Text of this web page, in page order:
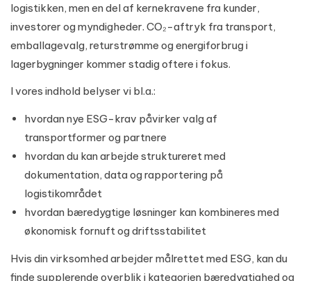
logistikken, men en del af kernekravene fra kunder,
investorer og myndigheder. CO₂-aftryk fra transport,
emballagevalg, returstrømme og energiforbrug i
lagerbygninger kommer stadig oftere i fokus.
I vores indhold belyser vi bl.a.:
hvordan nye ESG-krav påvirker valg af
transportformer og partnere
hvordan du kan arbejde struktureret med
dokumentation, data og rapportering på
logistikområdet
hvordan bæredygtige løsninger kan kombineres med
økonomisk fornuft og driftsstabilitet
Hvis din virksomhed arbejder målrettet med ESG, kan du
finde supplerende overblik i kategorien bæredygtighed og